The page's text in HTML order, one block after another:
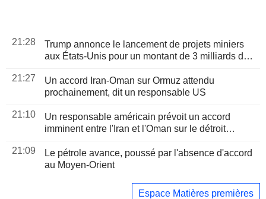
21:28
Trump annonce le lancement de projets miniers
aux États-Unis pour un montant de 3 milliards de
21:27
Un accord Iran-Oman sur Ormuz attendu
prochainement, dit un responsable US
21:10
Un responsable américain prévoit un accord
imminent entre l'Iran et l'Oman sur le détroit
21:09
Le pétrole avance, poussé par l'absence d'accord
au Moyen-Orient
Espace Matières premières